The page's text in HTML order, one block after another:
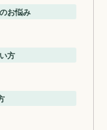
お悩み
方